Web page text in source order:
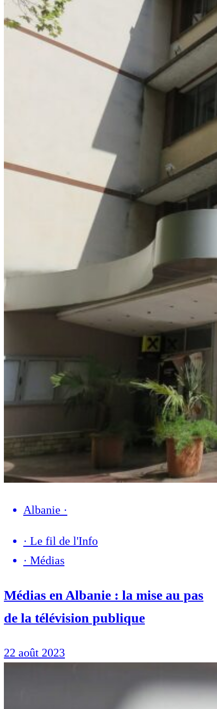
Albanie ·
· Le fil de l'Info
· Médias
Médias en Albanie : la mise au pas
de la télévision publique
22 août 2023